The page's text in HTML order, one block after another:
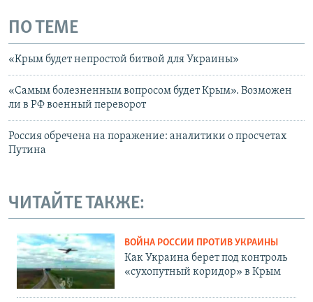
ПО ТЕМЕ
«Крым будет непростой битвой для Украины»
«Самым болезненным вопросом будет Крым». Возможен
ли в РФ военный переворот
Россия обречена на поражение: аналитики о просчетах
Путина
ЧИТАЙТЕ ТАКЖЕ:
ВОЙНА РОССИИ ПРОТИВ УКРАИНЫ
Как Украина берет под контроль
«сухопутный коридор» в Крым